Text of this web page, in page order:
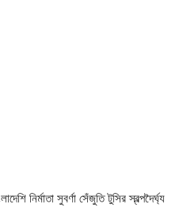
নির্মাতা সুবর্ণা সেঁজুতি টুসির স্বল্পদৈর্ঘ্য